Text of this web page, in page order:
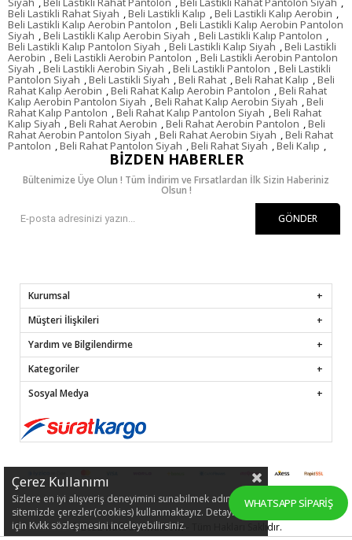
Beli Lastikli Rahat Siyah ,Beli Lastikli Kalıp ,Beli Lastikli Kalıp Aerobin ,
Beli Lastikli Kalıp Aerobin Pantolon ,Beli Lastikli Kalıp Aerobin Pantolon
Siyah ,Beli Lastikli Kalıp Aerobin Siyah ,Beli Lastikli Kalıp Pantolon ,
Beli Lastikli Kalıp Pantolon Siyah ,Beli Lastikli Kalıp Siyah ,Beli Lastikli
Aerobin ,Beli Lastikli Aerobin Pantolon ,Beli Lastikli Aerobin Pantolon
Siyah ,Beli Lastikli Aerobin Siyah ,Beli Lastikli Pantolon ,Beli Lastikli
Pantolon Siyah ,Beli Lastikli Siyah ,Beli Rahat ,Beli Rahat Kalıp ,Beli
Rahat Kalıp Aerobin ,Beli Rahat Kalıp Aerobin Pantolon ,Beli Rahat
Kalıp Aerobin Pantolon Siyah ,Beli Rahat Kalıp Aerobin Siyah ,Beli
Rahat Kalıp Pantolon ,Beli Rahat Kalıp Pantolon Siyah ,Beli Rahat
Kalıp Siyah ,Beli Rahat Aerobin ,Beli Rahat Aerobin Pantolon ,Beli
Rahat Aerobin Pantolon Siyah ,Beli Rahat Aerobin Siyah ,Beli Rahat
Pantolon ,Beli Rahat Pantolon Siyah ,Beli Rahat Siyah ,Beli Kalıp ,
WHATSAPP SIPARIŞ
BIZDEN HABERLER
Bültenimize Üye Olun ! Tüm İndirim ve Fırsatlardan İlk Sizin Haberiniz
Olsun !
GÖNDER
Kurumsal
Müşteri İlişkileri
Yardım ve Bilgilendirme
Kategoriler
Sosyal Medya
© 2022hafsamina.com- Tüm Hakları Saklıdır.
Çerez Kullanımı
Sizlere en iyi alışveriş deneyimini sunabilmek adına
sitemizde çerezler(cookies) kullanmaktayız. Detaylı bilgi
için Kvkk sözleşmesini inceleyebilirsiniz.